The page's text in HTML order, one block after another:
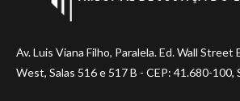
Av. Luis Viana Filho, Paralela. Ed. Wall Street
West, Salas 516 e 517 B - CEP: 41.680-100,